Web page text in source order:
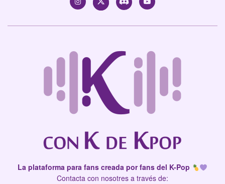
La plataforma para fans creada por fans del K-Pop
Contacta con nosotres a través de: